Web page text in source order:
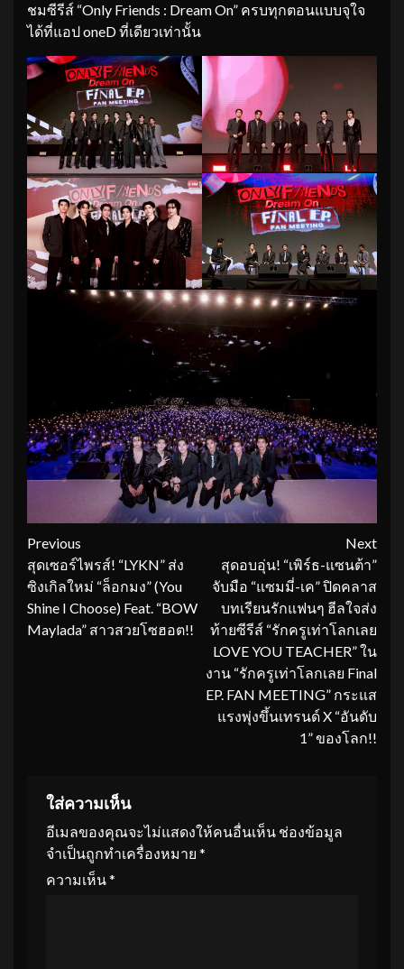
ชมซีรีส์ “Only Friends : Dream On” ครบทุกตอนแบบจุใจ
ได้ที่แอป oneD ที่เดียวเท่านั้น
Continue
Reading
Previous
สุดเซอร์ไพรส์! “LYKN” ส่ง
ซิงเกิลใหม่ “ล็อกมง” (You
Shine I Choose) Feat. “BOW
Maylada” สาวสวยโซฮอต!!
Next
สุดอบอุ่น! “เพิร์ธ-แซนต้า”
จับมือ “แซมมี่-เค” ปิดคลาส
บทเรียนรักแฟนๆ ฮีลใจส่ง
ท้ายซีรีส์ “รักครูเท่าโลกเลย
LOVE YOU TEACHER” ใน
งาน “รักครูเท่าโลกเลย Final
EP. FAN MEETING” กระแส
แรงพุ่งขึ้นเทรนด์ X “อันดับ
1” ของโลก!!
ใส่ความเห็น
อีเมลของคุณจะไม่แสดงให้คนอื่นเห็น ช่องข้อมูล
จำเป็นถูกทำเครื่องหมาย *
ความเห็น*